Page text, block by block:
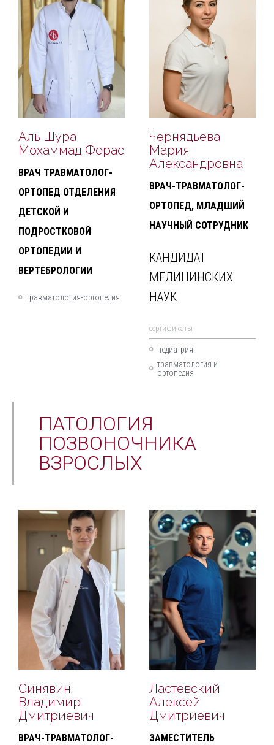
Аль Шура
Мохаммад Ферас
ВРАЧ ТРАВМАТОЛОГ-
ОРТОПЕД ОТДЕЛЕНИЯ
ДЕТСКОЙ И
ПОДРОСТКОВОЙ
ОРТОПЕДИИ И
ВЕРТЕБРОЛОГИИ
травматология-ортопедия
Чернядьева
Мария
Александровна
ВРАЧ-ТРАВМАТОЛОГ-
ОРТОПЕД, МЛАДШИЙ
НАУЧНЫЙ СОТРУДНИК
КАНДИДАТ
МЕДИЦИНСКИХ
НАУК
cертификаты
педиатрия
травматология и
ортопедия
ПАТОЛОГИЯ
ПОЗВОНОЧНИКА
ВЗРОСЛЫХ
Синявин
Владимир
Дмитриевич
ВРАЧ-ТРАВМАТОЛОГ-
Ластевский
Алексей
Дмитриевич
ЗАМЕСТИТЕЛЬ